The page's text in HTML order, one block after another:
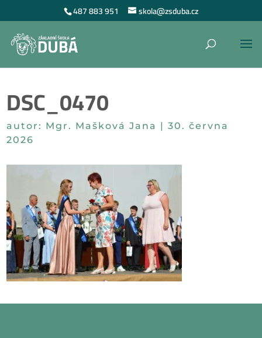
487 883 951 skola@zsduba.cz
DSC_0470
autor: Mgr. Mašková Jana |30. června
2026